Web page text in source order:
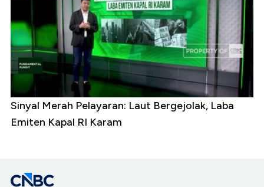
Sinyal Merah Pelayaran: Laut Bergejolak, Laba
Emiten Kapal RI Karam